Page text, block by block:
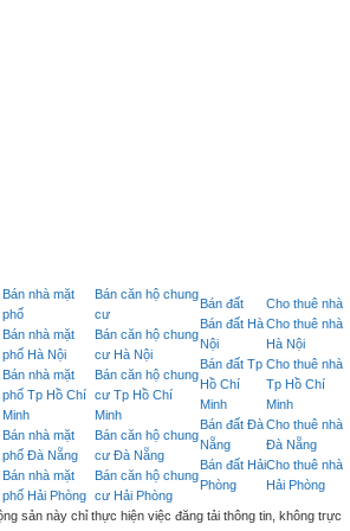
Bán nhà mặt
phố
Bán nhà mặt
phố Hà Nội
Bán nhà mặt
phố Tp Hồ Chí
Minh
Bán nhà mặt
phố Đà Nẵng
Bán nhà mặt
phố Hải Phòng
Bán căn hộ chung
cư
Bán căn hộ chung
cư Hà Nội
Bán căn hộ chung
cư Tp Hồ Chí
Minh
Bán căn hộ chung
cư Đà Nẵng
Bán căn hộ chung
cư Hải Phòng
Bán đất
Bán đất Hà
Nội
Bán đất Tp
Hồ Chí
Minh
Bán đất Đà
Nẵng
Bán đất Hải
Phòng
Cho thuê nhà
Cho thuê nhà
Hà Nội
Cho thuê nhà
Tp Hồ Chí
Minh
Cho thuê nhà
Đà Nẵng
Cho thuê nhà
Hải Phòng
sản này chỉ thực hiện việc đăng tải thông tin, không trực